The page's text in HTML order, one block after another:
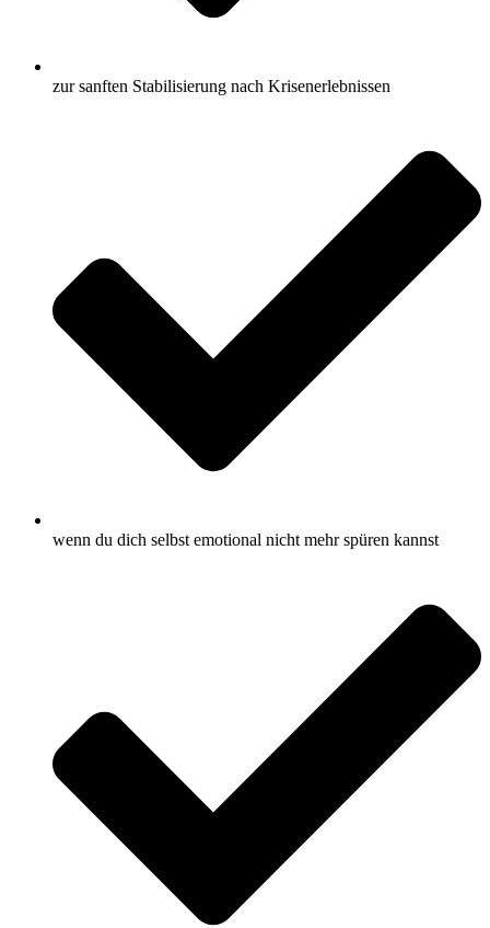
zur sanften Stabilisierung nach Krisenerlebnissen
wenn du dich selbst emotional nicht mehr spüren kannst